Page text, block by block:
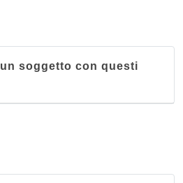
soggetto con questi